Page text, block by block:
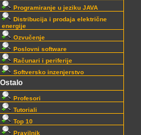
Programiranje u jeziku JAVA
Distribucija i prodaja električne
energije
Ozvučenje
Poslovni software
Računari i periferije
Softversko inzenjerstvo
Ostalo
Profesori
Tutoriali
Top 10
Pravilnik